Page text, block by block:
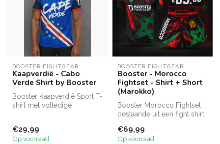
BOOSTER FIGHTGEAR
Kaapverdië - Cabo
Verde Shirt by Booster
Booster Kaapverdië Sport T-
shirt met volledige
€29,99
Op voorraad
BOOSTER FIGHTGEAR
Booster - Morocco
Fightset - Shirt + Short
(Marokko)
Booster Morocco Fightset
bestaande uit een fight shirt
€69,99
Op voorraad